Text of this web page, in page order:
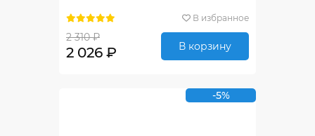
В избранное
2 310 ₽
2 026 ₽ В корзину
-5%